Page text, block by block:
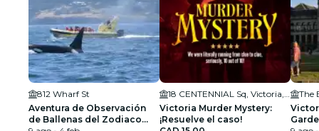
812 Wharf St
Aventura de Observación
de Ballenas del Zodiaco
Victoria Murder Mystery:
¡Resuelve el caso!
The